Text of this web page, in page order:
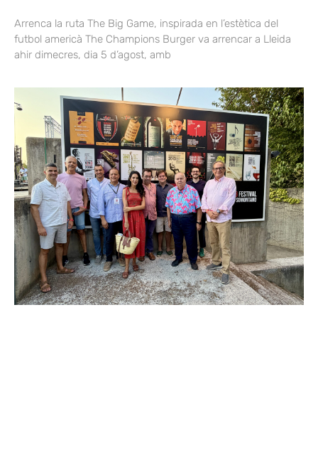
Arrenca la ruta The Big Game, inspirada en l’estètica del
futbol americà The Champions Burger va arrencar a Lleida
ahir dimecres, dia 5 d’agost, amb